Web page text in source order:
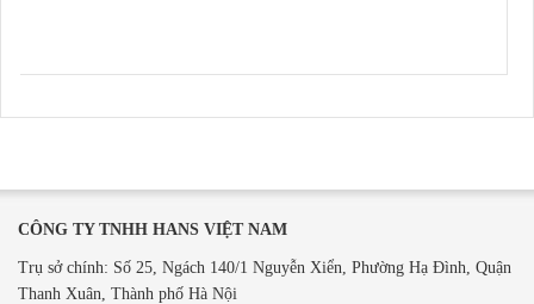
CÔNG TY TNHH HANS VIỆT NAM
Trụ sở chính: Số 25, Ngách 140/1 Nguyễn Xiển, Phường Hạ Đình, Quận
Thanh Xuân, Thành phố Hà Nội